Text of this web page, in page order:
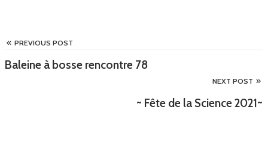
PREVIOUS POST
Baleine à bosse rencontre 78
NEXT POST
~ Fête de la Science 2021~